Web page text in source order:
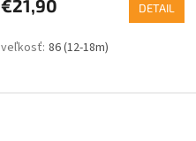
€21,90 DETAIL
86 (12-18m)